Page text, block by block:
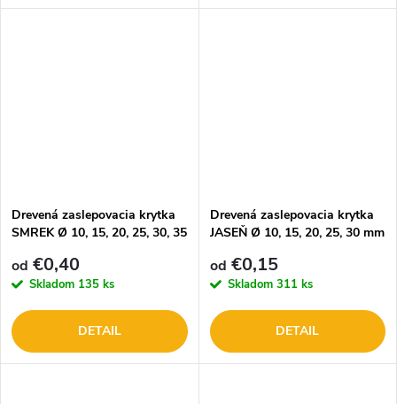
Drevená zaslepovacia krytka
SMREK Ø 10, 15, 20, 25, 30, 35
od €0,40
Skladom 135 ks
DETAIL
Drevená zaslepovacia krytka
JASEŇ Ø 10, 15, 20, 25, 30 mm
od €0,15
Skladom 311 ks
DETAIL